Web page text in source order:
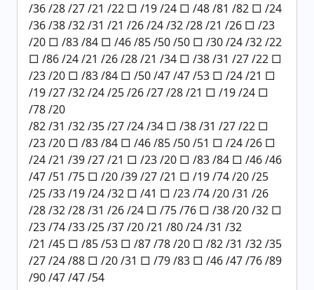
/36 /28 /27 /21 /22 □ /19 /24 □ /48 /81 /82 □ /24
/36 /38 /32 /31 /21 /26 /24 /32 /28 /21 /26 □ /23
/20 □ /83 /84 □ /46 /85 /50 /50 □ /30 /24 /32 /22
□ /86 /24 /21 /26 /28 /21 /34 □ /38 /31 /27 /22 □
/23 /20 □ /83 /84 □ /50 /47 /47 /53 □ /24 /21 □
/19 /27 /32 /24 /25 /26 /27 /28 /21 □ /19 /24 □
/78 /20
/82 /31 /32 /35 /27 /24 /34 □ /38 /31 /27 /22 □
/23 /20 □ /83 /84 □ /46 /85 /50 /51 □ /24 /26 □
/24 /21 /39 /27 /21 □ /23 /20 □ /83 /84 □ /46 /46
/47 /51 /75 □ /20 /39 /27 /21 □ /19 /74 /20 /25
/25 /33 /19 /24 /32 □ /41 □ /23 /74 /20 /31 /26
/28 /32 /28 /31 /26 /24 □ /75 /76 □ /38 /20 /32 □
/23 /74 /33 /25 /37 /20 /21 /80 /24 /31 /32
/21 /45 □ /85 /53 □ /87 /78 /20 □ /82 /31 /32 /35
/27 /24 /88 □ /20 /31 □ /79 /83 □ /46 /47 /76 /89
/90 /47 /47 /54